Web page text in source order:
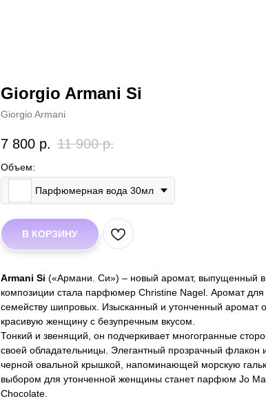
Giorgio Armani Si
Giorgio Armani
7 800 р. 11 900 р.
Объем:
Парфюмерная вода 30мл
В КОРЗИНУ
Armani Si («Армани. Си») – новый аромат, выпущенный в
композиции стала парфюмер Christine Nagel. Аромат
семейству шипровых. Изысканный и утонченный аромат
красивую женщину с безупречным вкусом.
Тонкий и звенящий, он подчеркивает многогранные
своей обладательницы. Элегантный прозрачный флакон
черной овальной крышкой, напоминающей морскую
выбором для утонченной женщины станет парфюм Jo
Chocolate.